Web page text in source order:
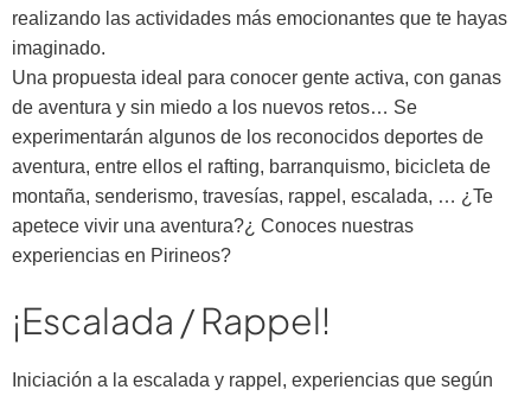
realizando las actividades más emocionantes que te hayas
imaginado.
Una propuesta ideal para conocer gente activa, con ganas
de aventura y sin miedo a los nuevos retos… Se
experimentarán algunos de los reconocidos deportes de
aventura, entre ellos el rafting, barranquismo, bicicleta de
montaña, senderismo, travesías, rappel, escalada, … ¿Te
apetece vivir una aventura?¿ Conoces nuestras
experiencias en Pirineos?
¡Escalada / Rappel!
Iniciación a la escalada y rappel, experiencias que según